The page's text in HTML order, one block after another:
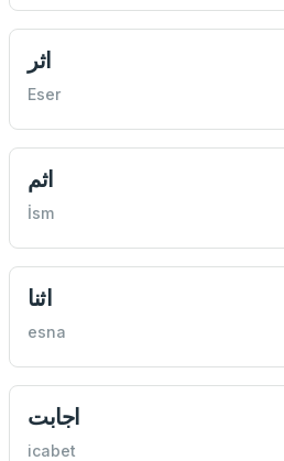
اثر
Eser
اثم
İsm
اثنا
esna
اجابت
icabet